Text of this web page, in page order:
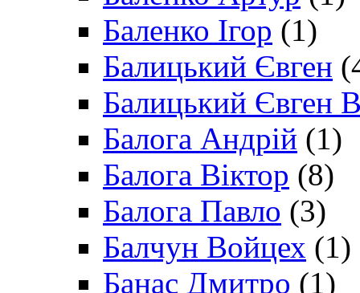
Баленко Ігор (1)
Балицький Євген
Балицький Євген
Балога Андрій (1)
Балога Віктор (8)
Балога Павло (3)
Балчун Войцех (1)
Банас Дмитро (1)